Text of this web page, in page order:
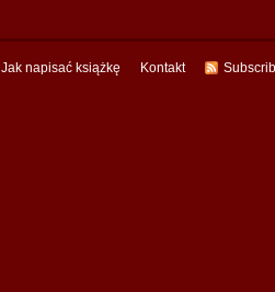
Jak napisać książkę Kontakt